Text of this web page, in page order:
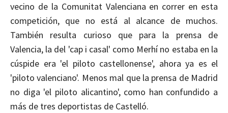
vecino de la Comunitat Valenciana en correr en esta
competición, que no está al alcance de muchos.
También resulta curioso que para la prensa de
Valencia, la del 'cap i casal' como Merhí no estaba en la
cúspide era 'el piloto castellonense', ahora ya es el
'piloto valenciano'. Menos mal que la prensa de Madrid
no diga 'el piloto alicantino', como han confundido a
más de tres deportistas de Castelló.